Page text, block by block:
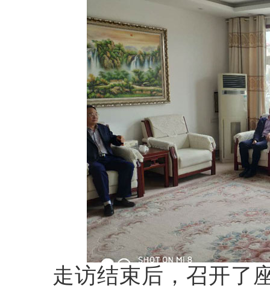
走访结束后，召开了